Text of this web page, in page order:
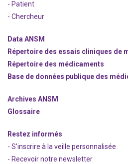
- Patient
- Chercheur
Data ANSM
Répertoire des essais cliniques de
Répertoire des médicaments
Base de données publique des
Archives ANSM
Glossaire
Restez informés
- S'inscrire à la veille personnalisée
- Recevoir notre newsletter